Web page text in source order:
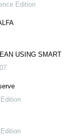
Edition
USING SMART